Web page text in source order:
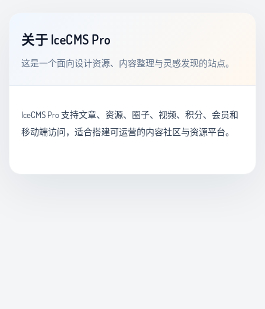
关于 IceCMS Pro
这是一个面向设计资源、内容整理与灵感发现的站点。
IceCMS Pro 支持文章、资源、圈子、视频、积分、会员和
移动端访问，适合搭建可运营的内容社区与资源平台。